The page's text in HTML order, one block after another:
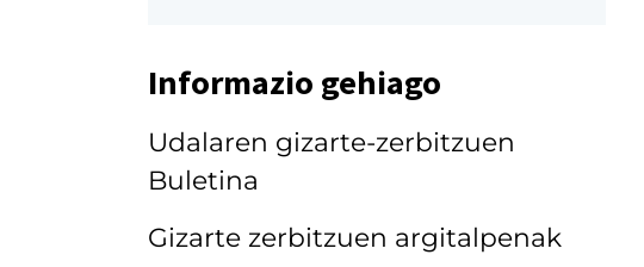
Informazio gehiago
Udalaren gizarte-zerbitzuen
Buletina
Gizarte zerbitzuen argitalpenak